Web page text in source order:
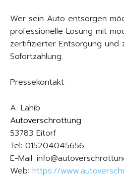
Wer sein Auto entsorgen
professionelle Lösung mit
zertifizierter Entsorgung und
Sofortzahlung.
Pressekontakt:
A. Lahib
Autoverschrottung
53783 Eitorf
Tel: 015204045656
E-Mail:
Web: https://